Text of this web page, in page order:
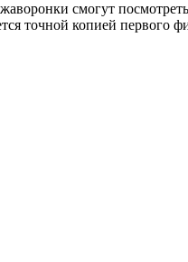
смогут
точной копией первого